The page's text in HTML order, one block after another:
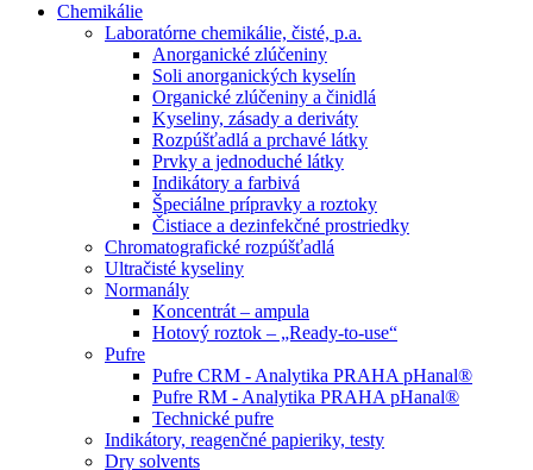
Chemikálie
Laboratórne chemikálie, čisté, p.a.
Anorganické zlúčeniny
Soli anorganických kyselín
Organické zlúčeniny a činidlá
Kyseliny, zásady a deriváty
Rozpúšťadlá a prchavé látky
Prvky a jednoduché látky
Indikátory a farbivá
Špeciálne prípravky a roztoky
Čistiace a dezinfekčné prostriedky
Chromatografické rozpúšťadlá
Ultračisté kyseliny
Normanály
Koncentrát – ampula
Hotový roztok – „Ready-to-use“
Pufre
Pufre CRM - Analytika PRAHA pHanal®
Pufre RM - Analytika PRAHA pHanal®
Technické pufre
Indikátory, reagenčné papieriky, testy
Dry solvents